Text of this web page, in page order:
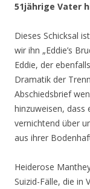
51jährige Vater
Dieses Schicksal
wir ihn „Eddie’s
Eddie, der
Dramatik der
Abschiedsbrief
hinzuweisen, dass
vernichtend über
aus ihrer
Heiderose
Suizid-Fälle, die in